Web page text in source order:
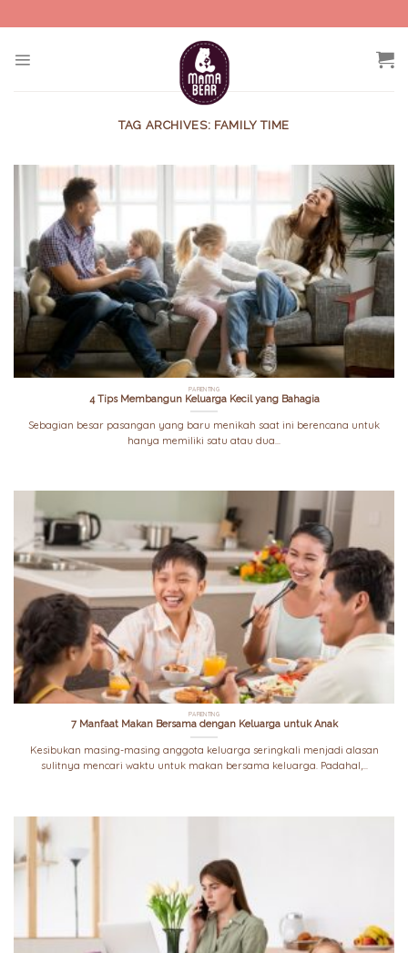
to
TAG ARCHIVES: FAMILY TIME
PARENTING
4 Tips Membangun Keluarga Kecil yang Bahagia
Sebagian besar pasangan yang baru menikah saat ini berencana untuk
hanya memiliki satu atau dua...
PARENTING
7 Manfaat Makan Bersama dengan Keluarga untuk Anak
Kesibukan masing-masing anggota keluarga seringkali menjadi alasan
sulitnya mencari waktu untuk makan bersama keluarga. Padahal,...